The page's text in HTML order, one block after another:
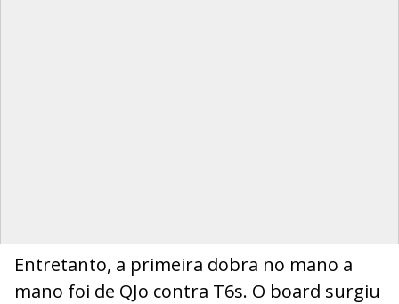
Entretanto, a primeira dobra no mano a
mano foi de QJo contra T6s. O board surgiu